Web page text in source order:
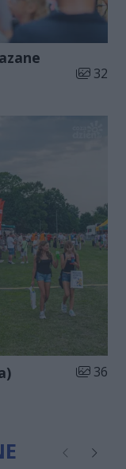
Liczba
32
Liczba
36
Poprzednie